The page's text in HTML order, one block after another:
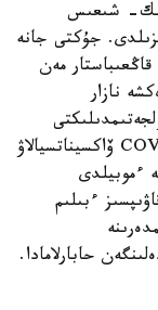
شىعىس
جۇكتى جانە
مەن
نازار
قامتاماسىز ەتۋ ءۇشىن جۇمىس ورنىنداعى COVID ۆاكسيناتسيالاۋ
ءموبيلدى
ءبىلىم
حابارلامادا.